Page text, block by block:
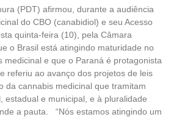
(PDT) afirmou, durante a audiência
do CBO (canabidiol) e seu Acesso
quinta-feira (10), pela Câmara
o Brasil está atingindo maturidade no
medicinal e que o Paraná é protagonista
referiu ao avanço dos projetos de leis
da cannabis medicinal que tramitam
estadual e municipal, e à pluralidade
a pauta. “Nós estamos atingindo um